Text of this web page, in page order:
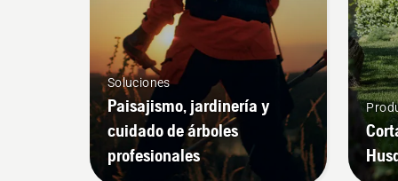
Soluciones
Paisajismo, jardinería y
cuidado de árboles
profesionales